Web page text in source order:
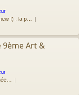
!) : la p…
9ème Art &